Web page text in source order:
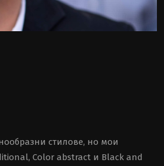
стилове, но мои
Color abstract и Black and